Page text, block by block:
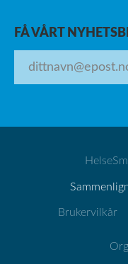
FÅ VÅRT
Brukervilkår